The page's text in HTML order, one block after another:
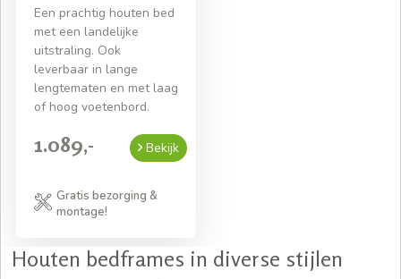
Een prachtig houten bed
met een landelijke
uitstraling. Ook
leverbaar in lange
lengtematen en met laag
of hoog voetenbord.
1.089,- Bekijk
Gratis bezorging &
montage!
Houten bedframes in diverse stijlen